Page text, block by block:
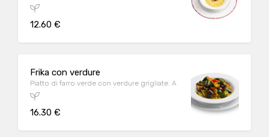
12.60 €
Frika con verdure
Piatto di farro verde con verdure grigliate. A
16.30 €